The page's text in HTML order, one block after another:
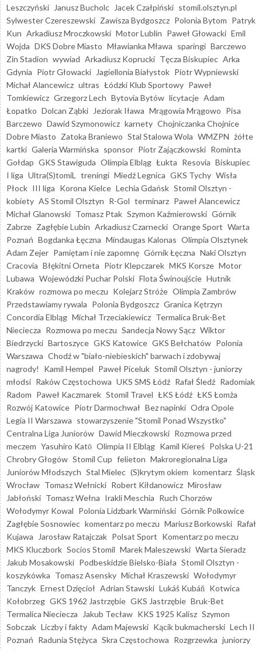
Leszczyński
Janusz Bucholc Jacek Czałpiński stomil.olsztyn.pl
Sylwester Czereszewski Zawisza Bydgoszcz Polonia Bytom Patryk
Kun Arkadiusz Mroczkowski Motor Lublin Paweł Głowacki Emil
Wojda DKS Dobre Miasto Mławianka Mława sparingi Barczewo
Zin Stadion wywiad Arkadiusz Koprucki Tęcza Biskupiec Arka
Gdynia Piotr Głowacki Jagiellonia Białystok Piotr Wypniewski
Michał Alancewicz ultras Łódzki Klub Sportowy Paweł
Tomkiewicz Grzegorz Lech Bytovia Bytów licytacje Adam
Łopatko Dolcan Ząbki Jeziorak Iława Mrągowia Mrągowo Pisa
Barczewo Dawid Szymonowicz karnety Chojniczanka Chojnice
Dobre Miasto Zatoka Braniewo Stal Stalowa Wola WMZPN żółte
kartki Galeria Warmińska sponsor Piotr Zajączkowski Rominta
Gołdap GKS Stawiguda Olimpia Elbląg Łukta Resovia Biskupiec
I liga Ultra(S)tomiL treningi Miedź Legnica GKS Tychy Wisła
Płock III liga Korona Kielce Lechia Gdańsk Stomil Olsztyn -
kobiety AS Stomil Olsztyn R-Gol terminarz Paweł Alancewicz
Michał Glanowski Tomasz Ptak Szymon Kaźmierowski Górnik
Zabrze Zagłębie Lubin Arkadiusz Czarnecki Orange Sport Warta
Poznań Bogdanka Łęczna Mindaugas Kalonas Olimpia Olsztynek
Adam Zejer Pamiętam i nie zapomnę Górnik Łęczna Naki Olsztyn
Cracovia Błękitni Orneta Piotr Klepczarek MKS Korsze Motor
Lubawa Wojewódzki Puchar Polski Flota Świnoujście Hutnik
Kraków rozmowa po meczu Kolejarz Stróże Olimpia Zambrów
Przedstawiamy rywala Polonia Bydgoszcz Granica Kętrzyn
Concordia Elbląg Michał Trzeciakiewicz Termalica Bruk-Bet
Nieciecza Rozmowa po meczu Sandecja Nowy Sącz Wiktor
Biedrzycki Bartoszyce GKS Katowice GKS Bełchatów Polonia
Warszawa Chodź w "biało-niebieskich" barwach i zdobywaj
nagrody!
Kamil Hempel Paweł Piceluk Stomil Olsztyn - juniorzy
młodsi Raków Częstochowa UKS SMS Łódź Rafał Śledź Radomiak
Radom Paweł Kaczmarek Stomil Travel ŁKS Łódź ŁKS Łomża
Rozwój Katowice Piotr Darmochwał Bez napinki Odra Opole
Legia II Warszawa stowarzyszenie "Stomil Ponad Wszystko"
Centralna Liga Juniorów Dawid Mieczkowski Rozmowa przed
meczem Yasuhiro Katō Olimpia II Elbląg Kamil Kiereś Polska U-21
Chrobry Głogów Stomil Cup felieton Makroregionalna Liga
Juniorów Młodszych Stal Mielec (S)krytym okiem komentarz Śląsk
Wrocław Tomasz Wełnicki Robert Kiłdanowicz Mirosław
Jabłoński Tomasz Wełna Irakli Meschia Ruch Chorzów
Wołodymyr Kowal Polonia Lidzbark Warmiński Górnik Polkowice
Zagłębie Sosnowiec komentarz po meczu Mariusz Borkowski Rafał
Kujawa
Jarosław Ratajczak Polsat Sport Komentarz po meczu
MKS Kluczbork Socios Stomil Marek Maleszewski Warta Sieradz
Jakub Mosakowski Podbeskidzie Bielsko-Biała Stomil Olsztyn -
koszykówka Tomasz Asensky Michał Kraszewski Wołodymyr
Tanczyk Ernest Dzięcioł Adrian Stawski Lukáš Kubáň Kotwica
Kołobrzeg GKS 1962 Jastrzębie GKS Jastrzębie Bruk-Bet
Termalica Nieciecza
Jakub Tecław KKS 1925 Kalisz Szymon
Sobczak Liczby i fakty Adam Majewski Kącik bukmacherski Lech II
Poznań Radunia Stężyca Skra Częstochowa Rozgrzewka juniorzy